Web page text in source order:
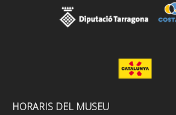
HORARIS DEL MUSEU